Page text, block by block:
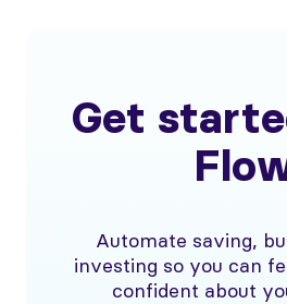
Get
Automate saving,
investing so you can
confident about